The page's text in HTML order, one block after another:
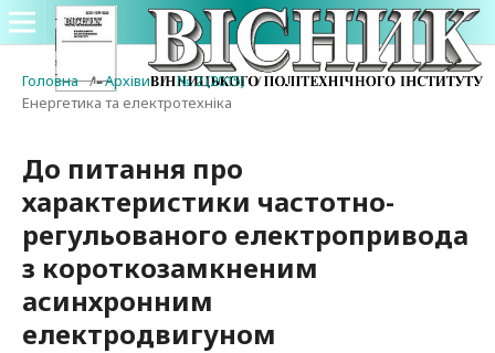
Головна / Архіви / № 2 (2015) /
Енергетика та електротехніка
До питання про
характеристики частотно-
регульованого електропривода
з короткозамкненим
асинхронним
електродвигуном